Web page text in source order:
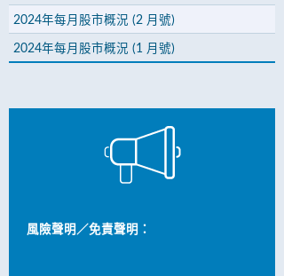
2024年每月股市概況 (2 月號)
2024年每月股市概況 (1 月號)
風險聲明／免責聲明：